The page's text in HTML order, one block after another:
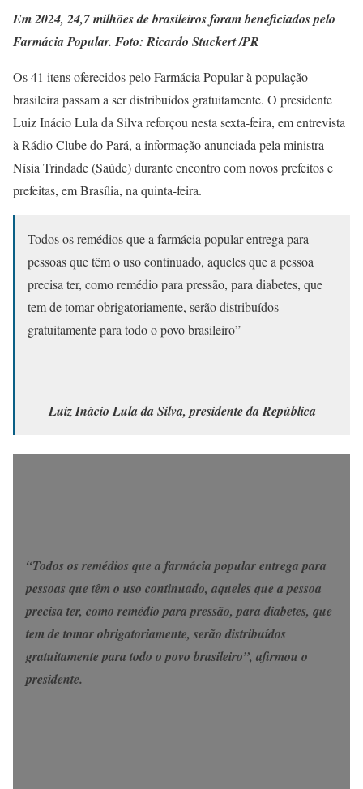
Em 2024, 24,7 milhões de brasileiros foram beneficiados pelo
Farmácia Popular. Foto: Ricardo Stuckert /PR
Os 41 itens oferecidos pelo Farmácia Popular à população
brasileira passam a ser distribuídos gratuitamente. O presidente
Luiz Inácio Lula da Silva reforçou nesta sexta-feira, em entrevista
à Rádio Clube do Pará, a informação anunciada pela ministra
Nísia Trindade (Saúde) durante encontro com novos prefeitos e
prefeitas, em Brasília, na quinta-feira.
Todos os remédios que a farmácia popular entrega para
pessoas que têm o uso continuado, aqueles que a pessoa
precisa ter, como remédio para pressão, para diabetes, que
tem de tomar obrigatoriamente, serão distribuídos
gratuitamente para todo o povo brasileiro”
Luiz Inácio Lula da Silva, presidente da República
“Todos os remédios que a farmácia popular entrega para
pessoas que têm o uso continuado, aqueles que a pessoa
precisa ter, como remédio para pressão, para diabetes, que
tem de tomar obrigatoriamente, serão distribuídos
gratuitamente para todo o povo brasileiro”, afirmou o
presidente.